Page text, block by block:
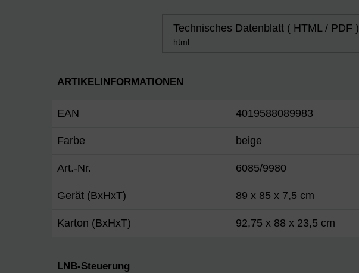
Technisches Datenblatt ( HTML / PDF )
html
ARTIKELINFORMATIONEN
EAN 4019588089983
Farbe beige
Art.-Nr. 6085/9980
Gerät (BxHxT) 89 x 85 x 7,5 cm
Karton (BxHxT) 92,75 x 88 x 23,5 cm
LNB-Steuerung